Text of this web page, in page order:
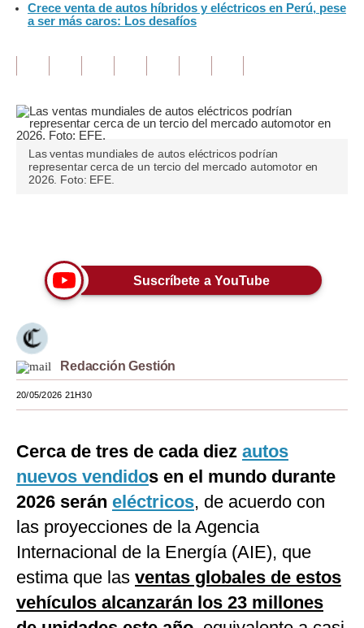
Plus G
Opinión
Pregunta de hoy
Blogs
Moda
Mundo
España
Internacional
Club del Suscriptor
Mix
G de Gestión
Crece venta de autos híbridos y eléctricos en Perú, pese
a ser más caros: Los desafíos
Las ventas mundiales de autos eléctricos podrían
representar cerca de un tercio del mercado automotor en
2026. Foto: EFE.
Suscríbete a YouTube
Redacción Gestión
20/05/2026 21H30
Cerca de tres de cada diez autos
nuevos vendidos en el mundo durante
2026 serán eléctricos, de acuerdo con
las proyecciones de la Agencia
Internacional de la Energía (AIE), que
estima que las ventas globales de estos
vehículos alcanzarán los 23 millones